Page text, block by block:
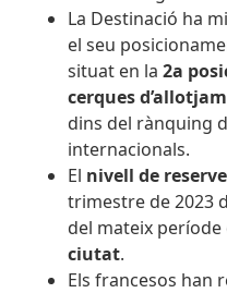
La Destinació ha
el seu
situat en la 2a
cerques
dins del rànquing
internacionals.
El nivell de
trimestre de 2023
del mateix període
ciutat.
Els francesos han